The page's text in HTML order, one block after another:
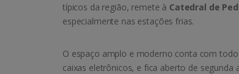
típicos da região, remete à Catedral de
especialmente nas estações frias.
O espaço amplo e moderno conta com
caixas eletrônicos, e fica aberto de segunda